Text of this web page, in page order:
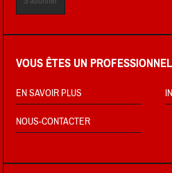
VOUS ÊTES UN
EN SAVOIR PLUS
NOUS-CONTACTER